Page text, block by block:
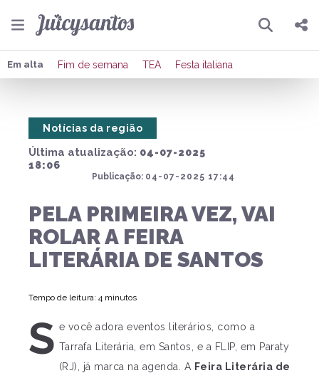
Pesquisar
Compartilhar
Em alta Fim de semana TEA Festa italiana
Última atualização: 04-07-2025
18:06
Publicação: 04-07-2025 17:44
Notícias da região
PELA PRIMEIRA VEZ, VAI
ROLAR A FEIRA
LITERÁRIA DE SANTOS
Tempo de leitura: 4 minutos
S e você adora eventos literários, como a
Tarrafa Literária, em Santos, e a FLIP, em Paraty
(RJ), já marca na agenda. A Feira Literária de